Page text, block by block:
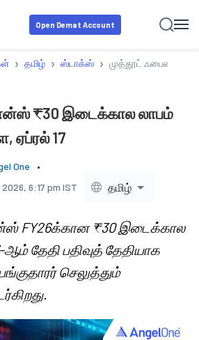
Open Demat Account
› தமிழ் › ஸ்டாக்ஸ் › முத்தூட் ஃபைனான்ஸ்
₹30 இடைக்கால லாபம்
ஏப்ரல் 17
One
2026, 6:17 pm IST தமிழ்
FY26க்கான ₹30 இடைக்கால
தேதி பதிவுத் தேதியாக
செலுத்தும்